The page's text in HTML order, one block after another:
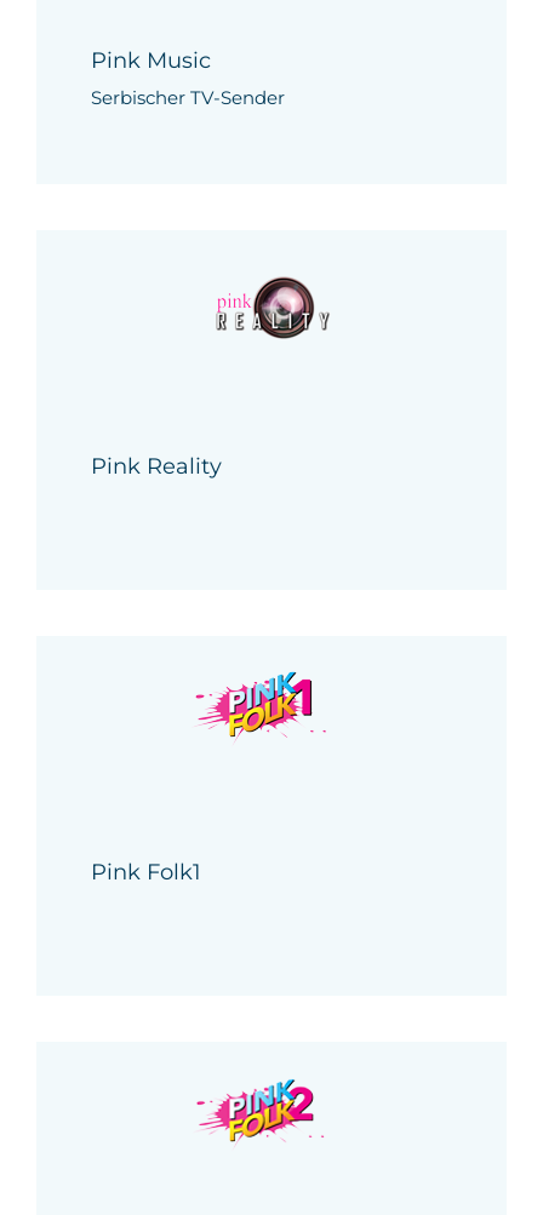
Pink Music
Serbischer TV-Sender
Pink Reality
Pink Folk1